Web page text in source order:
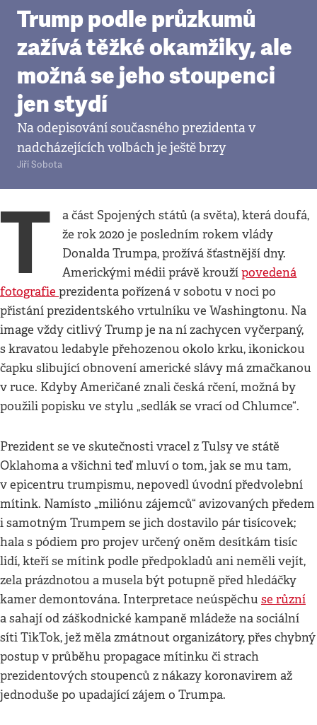
Trump podle průzkumů
zažívá těžké okamžiky, ale
možná se jeho stoupenci
jen stydí
Na odepisování současného prezidenta v
nadcházejících volbách je ještě brzy
Jiří Sobota
T
a část Spojených států (a světa), která doufá,
že rok 2020 je posledním rokem vlády
Donalda Trumpa, prožívá šťastnější dny.
Americkými médii právě kroužípovedená
fotografie prezidenta pořízená v sobotu v noci po
přistání prezidentského vrtulníku ve Washingtonu. Na
image vždy citlivý Trump je na ní zachycen vyčerpaný,
s kravatou ledabyle přehozenou okolo krku, ikonickou
čapku slibující obnovení americké slávy má zmačkanou
v ruce. Kdyby Američané znali česká rčení, možná by
použili popisku ve stylu „sedlák se vrací od Chlumce“.
Prezident se ve skutečnosti vracel z Tulsy ve státě
Oklahoma a všichni teď mluví o tom, jak se mu tam,
v epicentru trumpismu, nepovedl úvodní předvolební
mítink. Namísto „miliónu zájemců“ avizovaných předem
i samotným Trumpem se jich dostavilo pár tisícovek;
hala s pódiem pro projev určený oněm desítkám tisíc
lidí, kteří se mítink podle předpokladů ani neměli vejít,
zela prázdnotou a musela být potupně před hledáčky
kamer demontována. Interpretace neúspěchu se různí
a sahají od záškodnické kampaně mládeže na sociální
síti TikTok, jež měla zmátnout organizátory, přes chybný
postup v průběhu propagace mítinku či strach
prezidentových stoupenců z nákazy koronavirem až
jednoduše po upadající zájem o Trumpa.